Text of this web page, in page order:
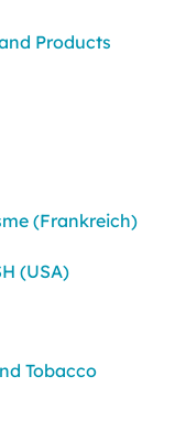
Products
(Frankreich)
(USA)
Tobacco